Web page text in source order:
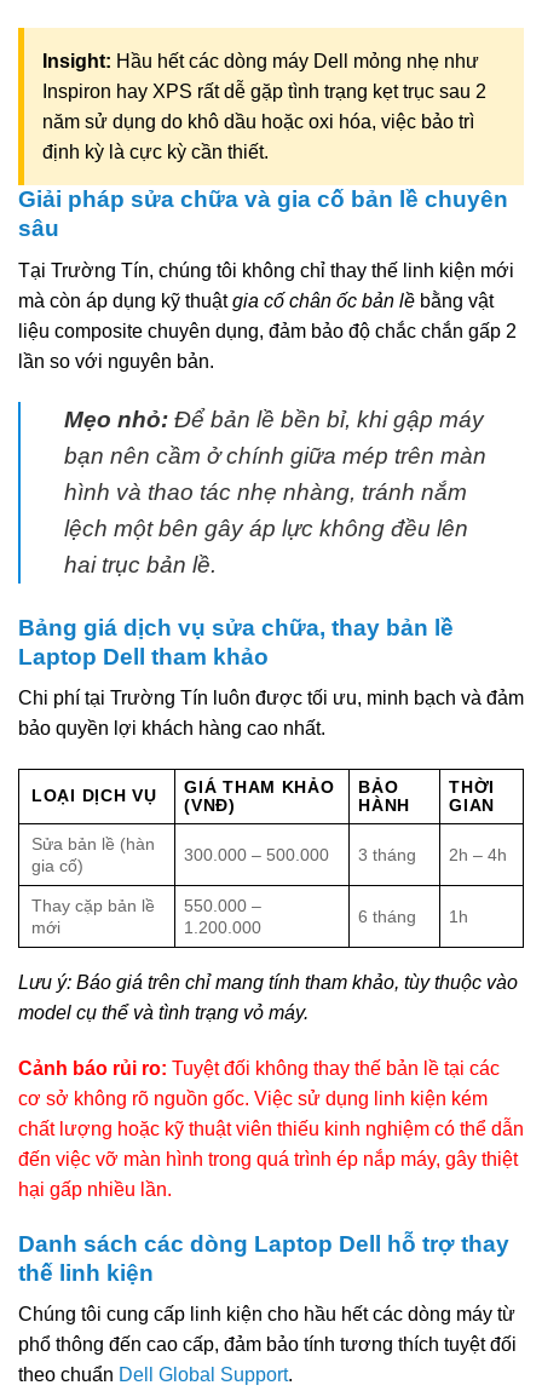
Insight: Hầu hết các dòng máy Dell mỏng nhẹ như
Inspiron hay XPS rất dễ gặp tình trạng kẹt trục sau 2
năm sử dụng do khô dầu hoặc oxi hóa, việc bảo trì
định kỳ là cực kỳ cần thiết.
Giải pháp sửa chữa và gia cố bản lề chuyên
sâu
Tại Trường Tín, chúng tôi không chỉ thay thế linh kiện mới
mà còn áp dụng kỹ thuậtgia cố chân ốc bản lề bằng vật
liệu composite chuyên dụng, đảm bảo độ chắc chắn gấp 2
lần so với nguyên bản.
Mẹo nhỏ: Để bản lề bền bỉ, khi gập máy
bạn nên cầm ở chính giữa mép trên màn
hình và thao tác nhẹ nhàng, tránh nắm
lệch một bên gây áp lực không đều lên
hai trục bản lề.
Bảng giá dịch vụ sửa chữa, thay bản lề
Laptop Dell tham khảo
Chi phí tại Trường Tín luôn được tối ưu, minh bạch và đảm
bảo quyền lợi khách hàng cao nhất.
LOẠI DỊCH VỤ
GIÁ THAM KHẢO
(VNĐ)
BẢO
HÀNH
THỜI
GIAN
Sửa bản lề (hàn
gia cố)
300.000 – 500.000 3 tháng 2h – 4h
Thay cặp bản lề
mới
550.000 –
1.200.000
6 tháng 1h
Lưu ý: Báo giá trên chỉ mang tính tham khảo, tùy thuộc vào
model cụ thể và tình trạng vỏ máy.
Cảnh báo rủi ro: Tuyệt đối không thay thế bản lề tại các
cơ sở không rõ nguồn gốc. Việc sử dụng linh kiện kém
chất lượng hoặc kỹ thuật viên thiếu kinh nghiệm có thể dẫn
đến việc vỡ màn hình trong quá trình ép nắp máy, gây thiệt
hại gấp nhiều lần.
Danh sách các dòng Laptop Dell hỗ trợ thay
thế linh kiện
Chúng tôi cung cấp linh kiện cho hầu hết các dòng máy từ
phổ thông đến cao cấp, đảm bảo tính tương thích tuyệt đối
theo chuẩn Dell Global Support.